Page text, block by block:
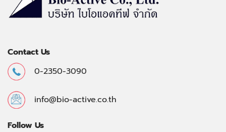
Contact Us
0-2350-3090
info@bio-active.co.th
Follow Us